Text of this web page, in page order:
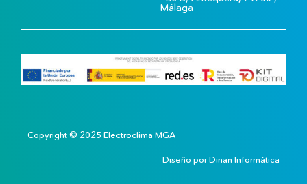
Málaga
Copyright © 2025 Electroclima MGA
Diseño porDinan Informática